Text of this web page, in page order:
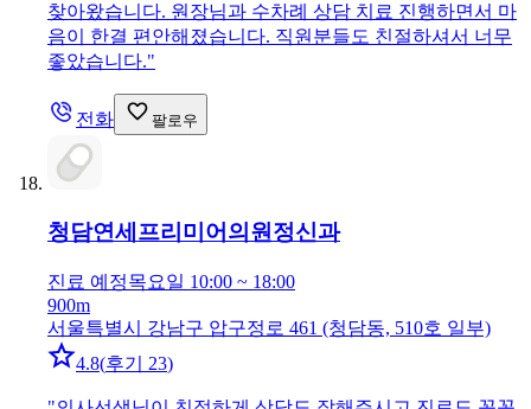
찾아왔습니다. 원장님과 수차례 상담 치료 진행하면서 마
음이 한결 편안해졌습니다. 직원분들도 친절하셔서 너무
좋았습니다."
전화 팔로우
청담연세프리미어의원 정신과
진료 예정목요일 10:00 ~ 18:00
900m
서울특별시 강남구 압구정로 461 (청담동, 510호 일부)
4.8(후기 23)